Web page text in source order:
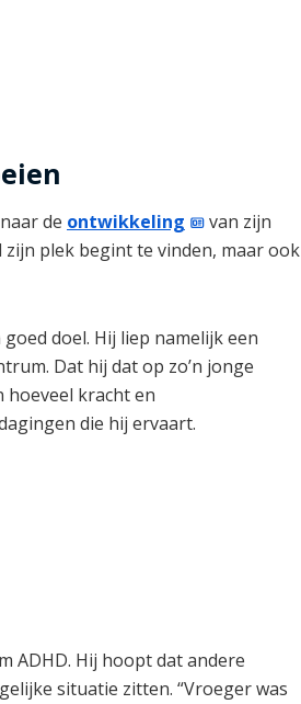
de ontwikkeling
van zijn
plek begint te vinden, maar ook
doel. Hij liep namelijk een
Dat hij dat op zo’n jonge
kracht en
die hij ervaart.
ADHD. Hij hoopt dat andere
situatie zitten. “Vroeger was